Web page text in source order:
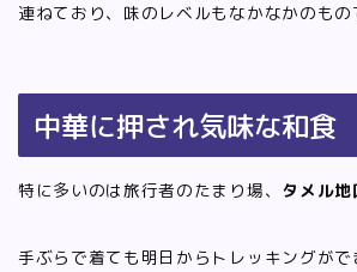
連ねており、味のレベルもなかなかのもの
中華に押され気味な和食
特に多いのは旅行者のたまり場、 タメル地
手ぶらで着ても明日からトレッキングが